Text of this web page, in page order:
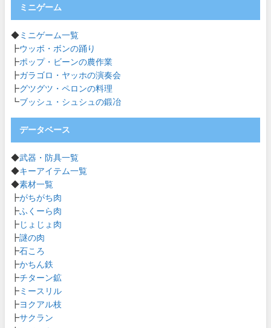
ミニゲーム
◆ ミニゲーム一覧
┣ウッボ・ボンの踊り
┣ポップ・ビーンの農作業
┣ガラゴロ・ヤッホの演奏会
┣グツグツ・ペロンの料理
┗ブッシュ・シュシュの鍛冶
データベース
◆武器・防具一覧
◆キーアイテム一覧
◆素材一覧
┣がちがち肉
┣ふくーら肉
┣ じょじょ肉
┣謎の肉
┣石ころ
┣かちん鉄
┣チターン鉱
┣ ミースリル
┣ヨクアル枝
┣サクラン